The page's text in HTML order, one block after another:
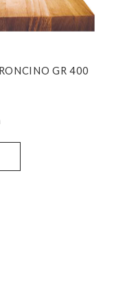
GR 400